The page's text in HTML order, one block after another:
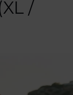
/